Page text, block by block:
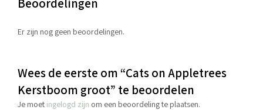
Beoordelingen
Er zijn nog geen beoordelingen.
Wees de eerste om “Cats on Appletrees
Kerstboom groot” te beoordelen
Je moet ingelogd zijn om een beoordeling te plaatsen.